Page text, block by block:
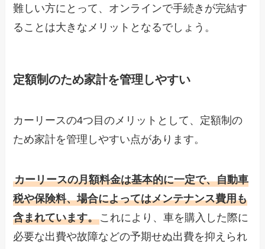
難しい方にとって、オンラインで手続きが完結す
ることは大きなメリットとなるでしょう。
定額制のため家計を管理しやすい
カーリースの4つ目のメリットとして、定額制の
ため家計を管理しやすい点があります。
カーリースの月額料金は基本的に一定で、自動車
税や保険料、場合によってはメンテナンス費用も
含まれています。これにより、車を購入した際に
必要な出費や故障などの予期せぬ出費を抑えられ